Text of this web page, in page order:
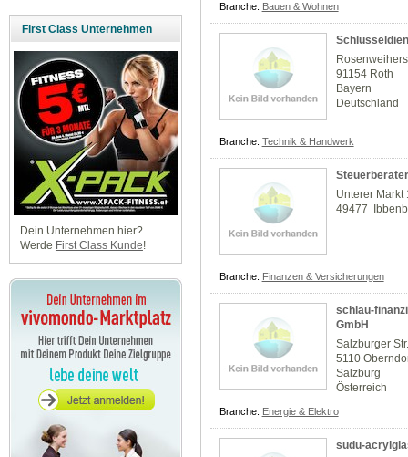
First Class Unternehmen
Dein Unternehmen hier?
Werde First Class Kunde!
Branche: Bauen & Wohnen
91154 Roth
Bayern
Deutschland
Branche: Technik & Handwerk
Unterer Markt
49477
Branche: Finanzen & Versicherungen
schlau-
GmbH
Salzburger
5110
Salzburg
Österreich
Branche: Energie & Elektro
sudu-